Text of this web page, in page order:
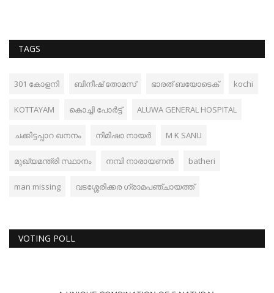
TAGS
301 കോളനി ബിനീഷ് തോമസ് ഭാരത് ബയോടെക് kochi
KOTTAYAM കൊച്ചി പോർട്ട് ALUWA GENERAL HOSPITAL
ചക്കിട്ടപ്പാറ ഖനനം നിമിഷാ നായർ M K SANU
മുഖ്യമന്ത്രി സ്ഥാനം നമ്പി നാരായണൻ batheri
man missing വടശ്ശേരിക്കര ഗ്രാമപഞ്ചായത്ത്
VOTING POLL